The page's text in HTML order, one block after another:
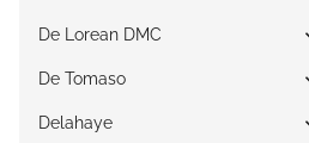
De Lorean DMC
De Tomaso
Delahaye